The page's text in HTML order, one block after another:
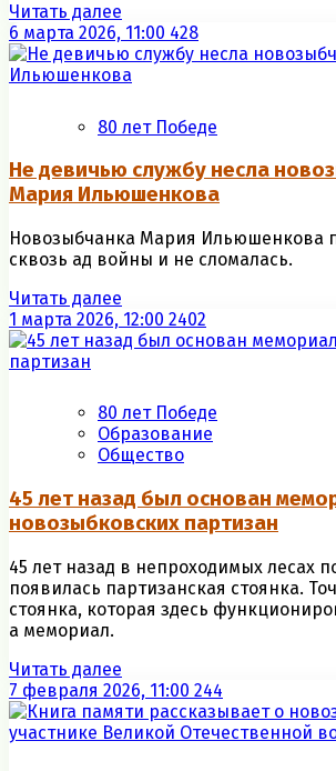
Читать далее
6 марта 2026, 11:00 428
80 лет Победе
Не девичью службу несла
Мария Ильюшенкова
Новозыбчанка Мария Ильюшенкова
сквозь ад войны и не сломалась.
Читать далее
1 марта 2026, 12:00 2402
80 лет Победе
Образование
Общество
45 лет назад был основан
новозыбковских партизан
45 лет назад в непроходимых лесах
появилась партизанская стоянка.
стоянка, которая здесь
а мемориал.
Читать далее
7 февраля 2026, 11:00 244